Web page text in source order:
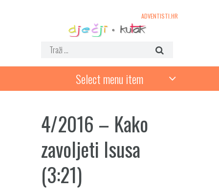
ADVENTISTI.HR
Select menu item
4/2016 – Kako
zavoljeti Isusa
(3:21)